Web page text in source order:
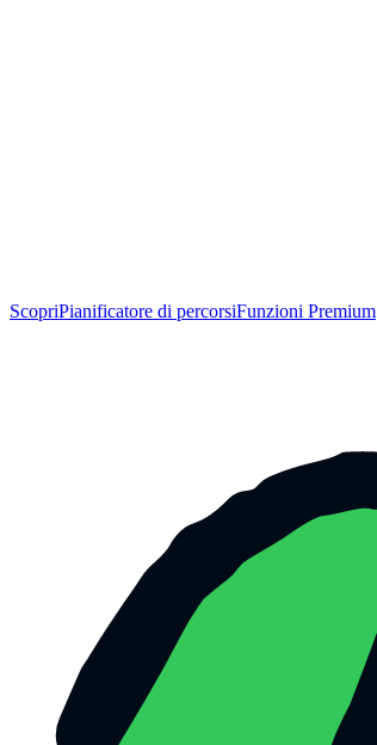
ScopriPianificatore di percorsiFunzioni Premium